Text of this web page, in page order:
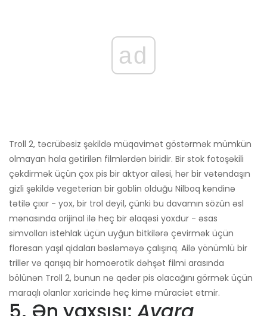
ad
Troll 2, təcrübəsiz şəkildə müqavimət göstərmək mümkün
olmayan hala gətirilən filmlərdən biridir. Bir stok fotoşəkili
çəkdirmək üçün çox pis bir aktyor ailəsi, hər bir vətəndaşın
gizli şəkildə vegeterian bir goblin olduğu Nilboq kəndinə
tətilə çıxır - yox, bir trol deyil, çünki bu davamın sözün əsl
mənasında orijinal ilə heç bir əlaqəsi yoxdur - əsas
simvolları istehlak üçün uyğun bitkilərə çevirmək üçün
floresan yaşıl qidaları bəsləməyə çalışırıq. Ailə yönümlü bir
triller və qarışıq bir homoerotik dəhşət filmi arasında
bölünən Troll 2, bunun nə qədər pis olacağını görmək üçün
maraqlı olanlar xaricində heç kimə müraciət etmir.